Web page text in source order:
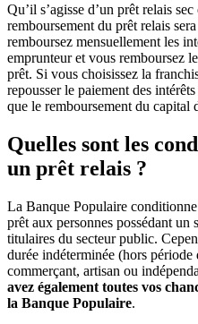
Qu’il s’agisse d’un prêt relais
remboursement du prêt relais
remboursez mensuellement les
emprunteur et vous remboursez
prêt. Si vous choisissez la
repousser le paiement des
que le remboursement du capital
Quelles sont les
un prêt relais ?
La Banque Populaire
prêt aux personnes possédant un
titulaires du secteur public.
durée indéterminée (hors
commerçant, artisan ou
avez également toutes vos
la Banque Populaire.